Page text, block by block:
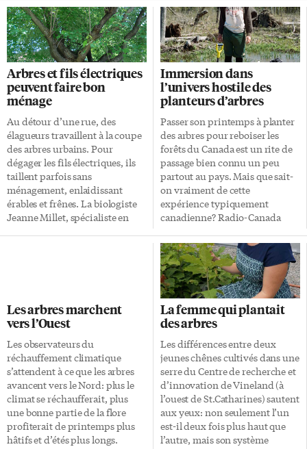
s’est concrétisé grâce à l’appui
du conseil d’école qui a
organisé une campagne de
financement. Le colonel Samuel
Bois Smith L’Association Long
Branch Neighbourhood
(LBNA), a ajouté son soutien au
projet en plantant 17 arbres sur
le terrain de l’école en
l’honneur du colonel Samuel
Bois Smith (1756-1826). C’est
que l’école est située sur les
lieux où se trouvait la ferme du
colonel, qui a été officier de […]
contre le réchauffement, mais
ce ne serait pas encore «la
meilleure» des solutions. Forêts
supplémentaires et restaurées À
la base, le travail, paru jeudi
dans la revue Science, est
presque un exercice
mathématique: combien
d’arbres supplémentaires notre
planète pourrait-elle soutenir?
Le total théorique de 900
millions d’hectares s’ajouterait
aux actuels 2,8 milliards
d’hectares, si on restaurait à
peu près […]
Arbres et fils électriques
peuvent faire bon
ménage
Au détour d’une rue, des
élagueurs travaillent à la coupe
des arbres urbains. Pour
dégager les fils électriques, ils
taillent parfois sans
ménagement, enlaidissant
érables et frênes. La biologiste
Jeanne Millet, spécialiste en
Montréal, tous les arbres
poussent selon des modèles
identifiables. Ils ont une
architecture. «Ainsi, on peut
dire comment ils vont réagir à
la coupe.» Normes d’élagage
contre-nature Jeanne Millet
remet en cause les normes
d’éloignement des câbles
imposées par Hydro-Québec,
Immersion dans
l’univers hostile des
planteurs d’arbres
Passer son printemps à planter
des arbres pour reboiser les
forêts du Canada est un rite de
passage bien connu un peu
partout au pays. Mais que sait-
on vraiment de cette
expérience typiquement
canadienne? Radio-Canada
quotidien d’un de ces camps de
planteurs dans la région de
Hearst, dans le nord de
l’Ontario, au moyen d’un film
documentaire au style
dépouillé qui sera disponible
sur le web, dans son intégralité,
le jeudi 26 avril 2018 dès 17 h,
accompagné d’un dossier web.
Les Planteurs sera également
diffusé le samedi 28 avril 2018 à
18 h 30, […]
Les arbres marchent
vers l’Ouest
Les observateurs du
réchauffement climatique
s’attendent à ce que les arbres
avancent vers le Nord: plus le
climat se réchaufferait, plus
une bonne partie de la flore
profiterait de printemps plus
hâtifs et d’étés plus longs.
La femme qui plantait
des arbres
Les différences entre deux
jeunes chênes cultivés dans une
serre du Centre de recherche et
d’innovation de Vineland (à
l’ouest de St.Catharines) sautent
aux yeux: non seulement l’un
est-il deux fois plus haut que
l’autre, mais son système